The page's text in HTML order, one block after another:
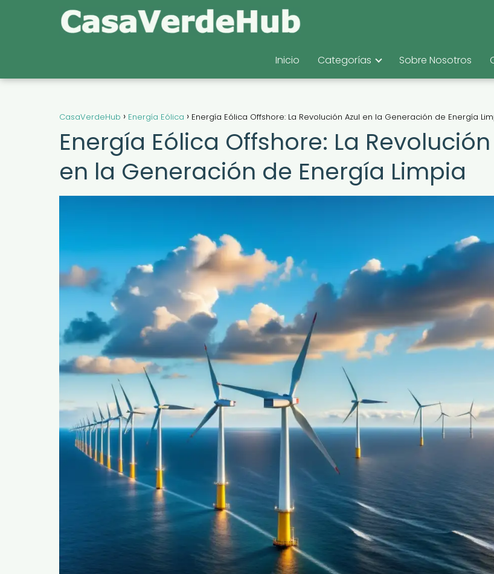
Inicio Categorías Sobre Nosotros
CasaVerdeHub Energía Eólica Energía Eólica Offshore: La Revolución Azul en la Generación de Energía
Energía Eólica Offshore: La
en la Generación de Energía Limpia